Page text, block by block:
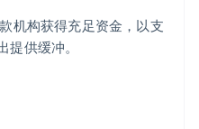
机构获得充足资金，以支
供缓冲。